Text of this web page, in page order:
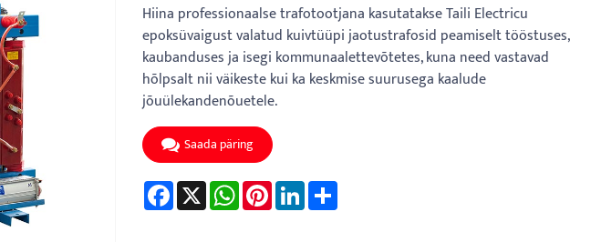
Hiina professionaalse trafotootjana kasutatakse Taili Electricu
epoksüvaigust valatud kuivtüüpi jaotustrafosid peamiselt tööstuses,
kaubanduses ja isegi kommunaalettevõtetes, kuna need vastavad
hõlpsalt nii väikeste kui ka keskmise suurusega kaalude
jõuülekandenõuetele.
Saada päring
Facebook
X WhatsAppPinterestLinkedInShare